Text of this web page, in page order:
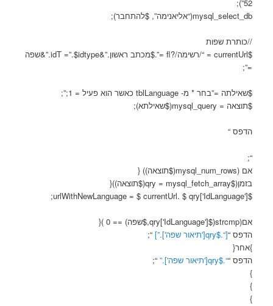
52”);
mysql_select_db(“אליאנימה”, $להתחבר);
//כותרת שפות
$currentUrl = “/רשימה/?fl =”.$מכתב ראשון.”&idT =”.$idtype.”&שפה
=”;
$שאילתה =”בחר * מ- tblLanguage כאשר הוא פעיל = 1;”;
$תוצאה = mysql_query($שאילתא);
הדפס “
“;
אם (mysql_num_rows($תוצאה)) {
בזמן($qry = mysql_fetch_array($תוצאה)){
$urlWithNewLanguage = $ currentUrl. $ qry['IdLanguage'];
אם(strcmp($qry['IdLanguage'],$שפה) == 0 ){
הדפס “[“.$qry['תיאור שפה'].”]
“;
}אחר{
הדפס ““.$qry['תיאור שפה'].”
“;
}
}
}